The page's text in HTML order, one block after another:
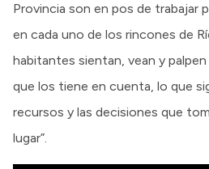
Provincia son en pos de trabajar
en cada uno de los rincones de
habitantes sientan, vean y
que los tiene en cuenta, lo que
recursos y las decisiones que
lugar”.